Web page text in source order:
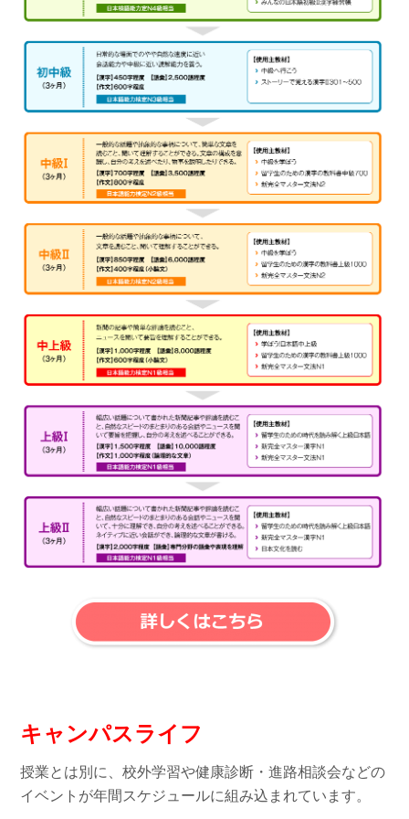
キャンパスライフ
授業とは別に、校外学習や健康診断・進路相談会などの
イベントが年間スケジュールに組み込まれています。